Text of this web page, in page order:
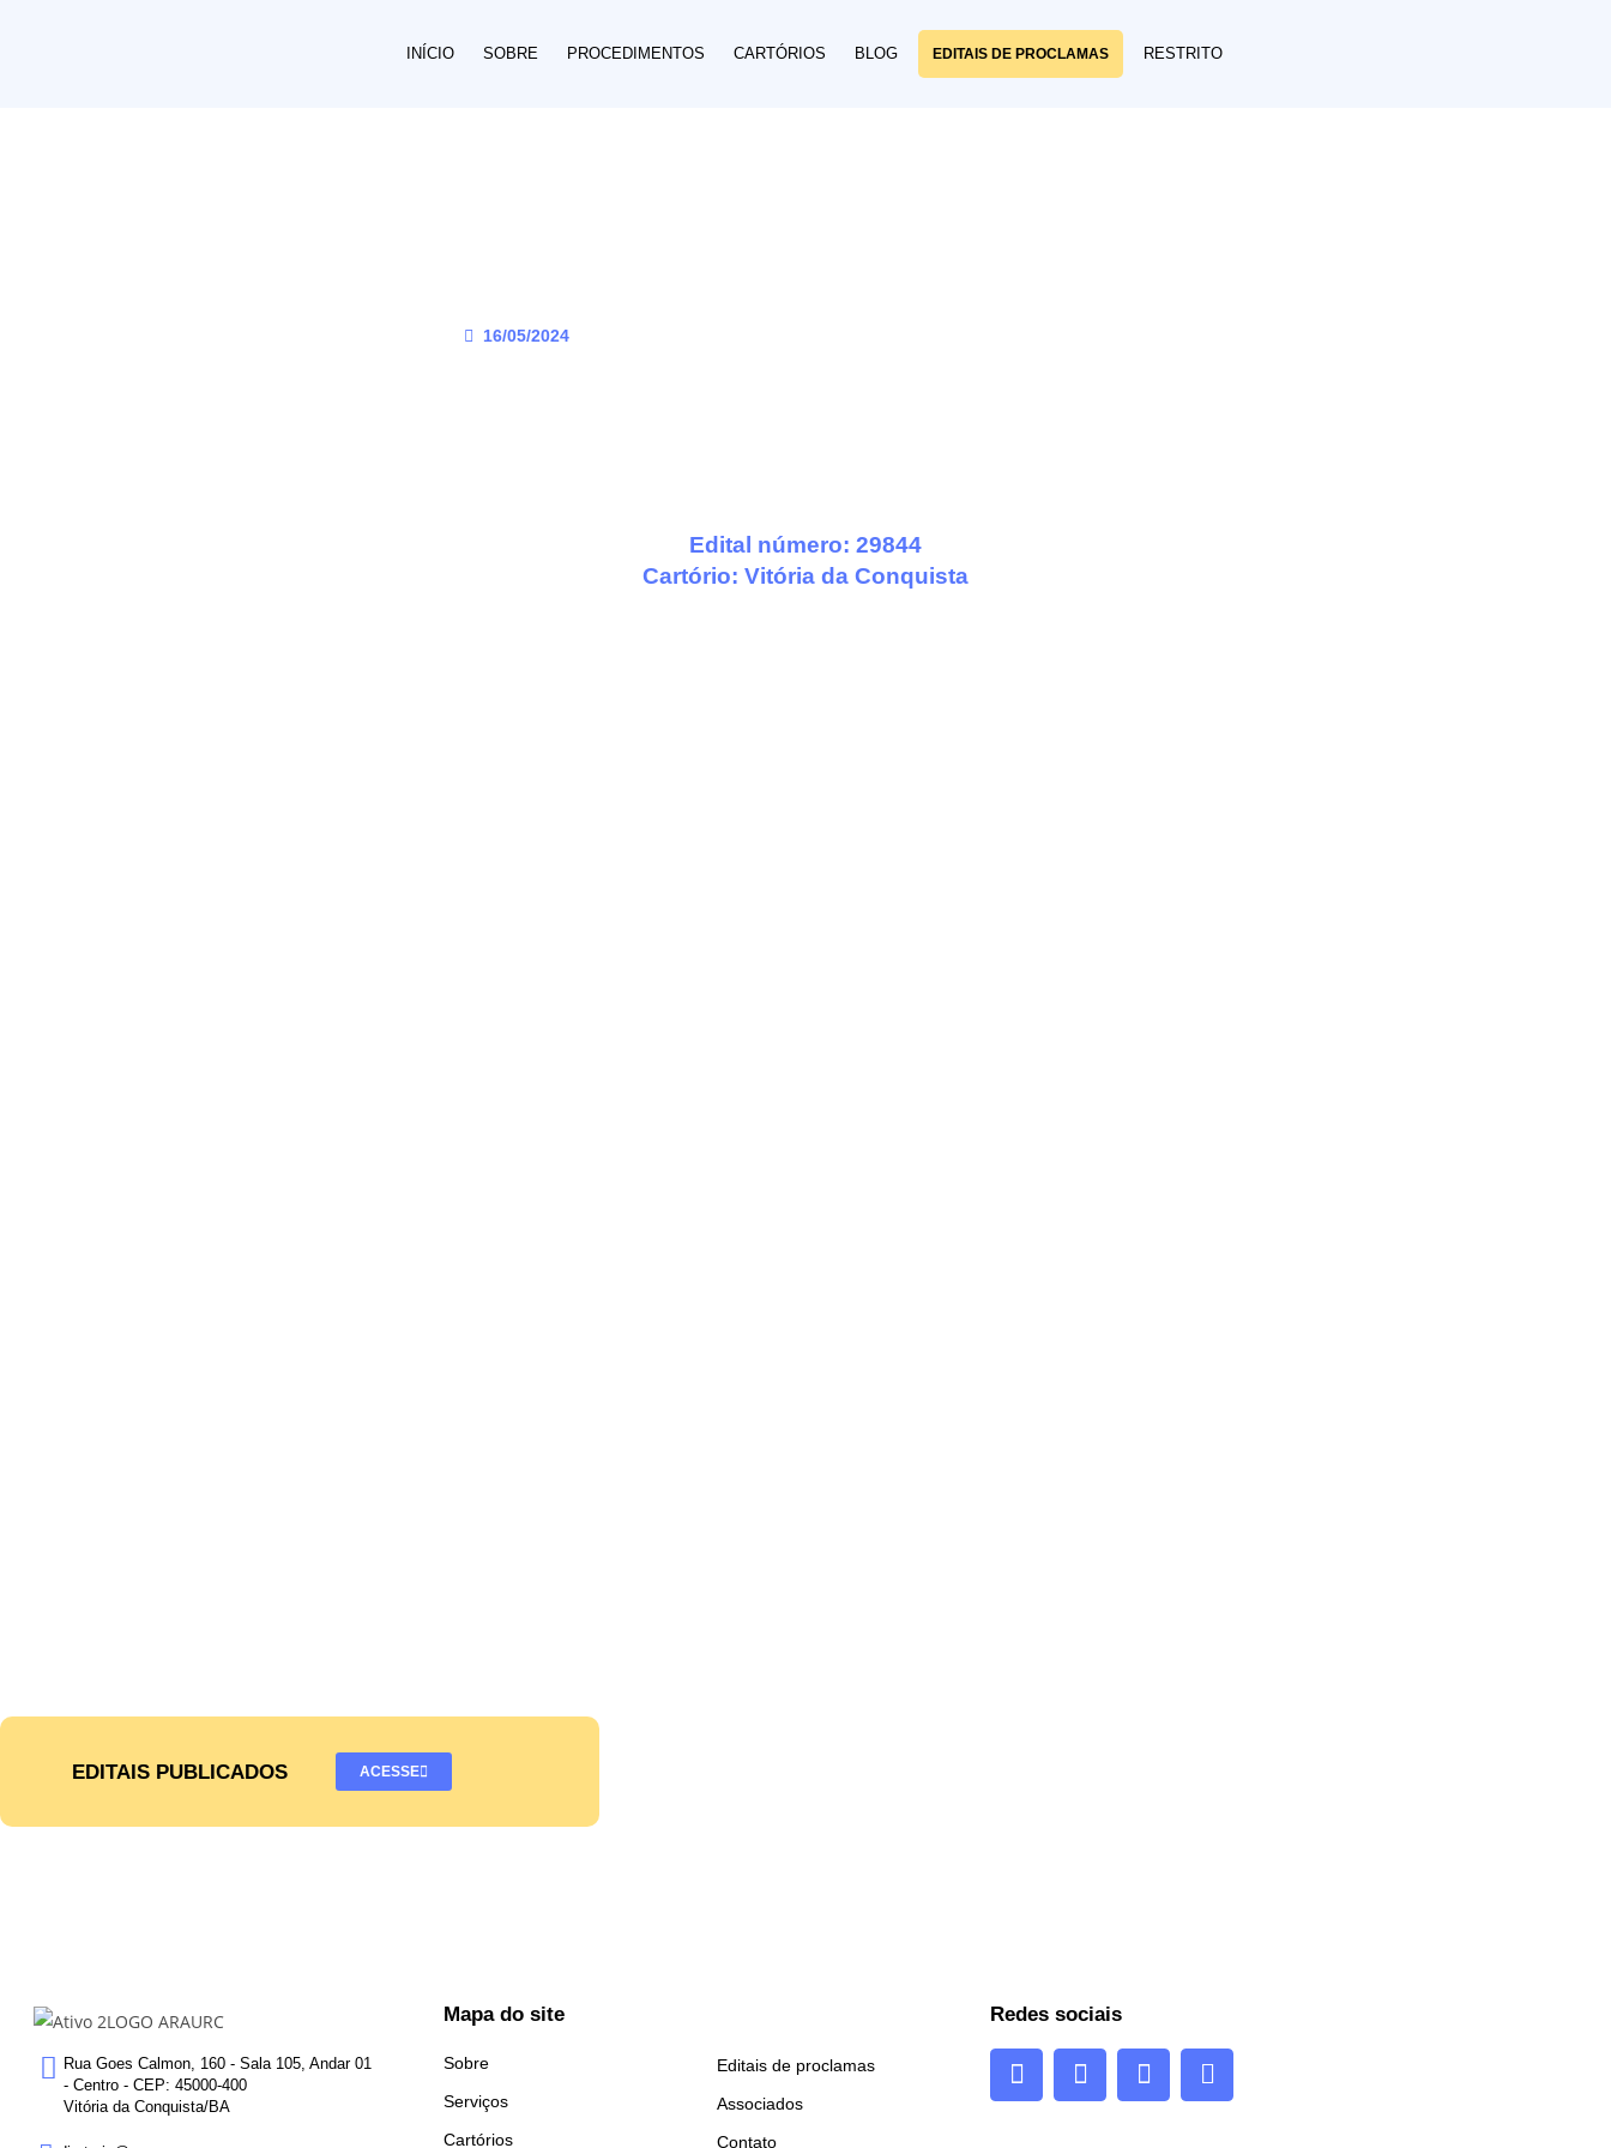
INÍCIO SOBRE PROCEDIMENTOS CARTÓRIOS BLOG EDITAIS DE PROCLAMAS RESTRITO
16/05/2024
Edital número: 29844
Cartório: Vitória da Conquista
EDITAIS PUBLICADOS ACESSE
Rua Goes Calmon, 160 - Sala 105, Andar 01
- Centro - CEP: 45000-400
Vitória da Conquista/BA
Mapa do site
Sobre
Serviços
Cartórios
Editais de proclamas
Associados
Contato
Redes sociais